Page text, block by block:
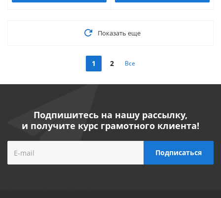
Показать еще
1 2 Все
Подпишитесь на нашу рассылку,
и получите курс грамотного клиента!